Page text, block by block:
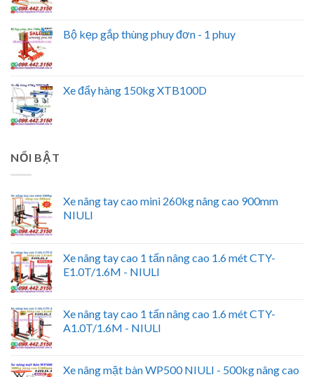
Bộ kẹp gắp thùng phuy đơn - 1 phuy
Xe đẩy hàng 150kg XTB100D
NỔI BẬT
Xe nâng tay cao mini 260kg nâng cao 900mm
NIULI
Xe nâng tay cao 1 tấn nâng cao 1.6 mét CTY-
E1.0T/1.6M - NIULI
Xe nâng tay cao 1 tấn nâng cao 1.6 mét CTY-
A1.0T/1.6M - NIULI
Xe nâng mặt bàn WP500 NIULI - 500kg nâng cao